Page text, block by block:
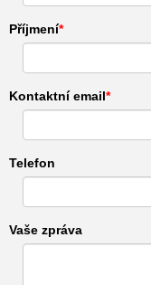
Příjmení
Kontaktní email
Telefon
Vaše zpráva